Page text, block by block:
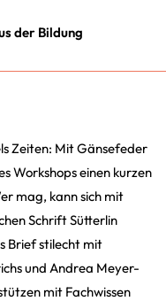
der Bildung
Zeiten: Mit Gänsefeder
Workshops einen kurzen
mag, kann sich mit
Schrift Sütterlin
Brief stilecht mit
und Andrea Meyer-
mit Fachwissen